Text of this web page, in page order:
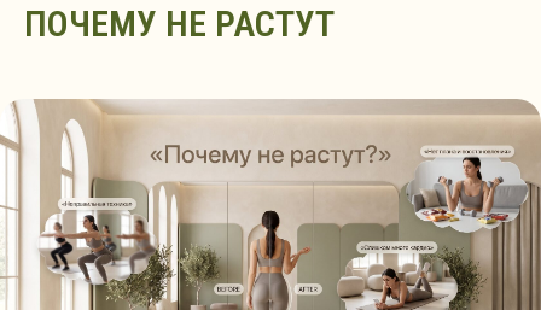
ПОЧЕМУ НЕ РАСТУТ